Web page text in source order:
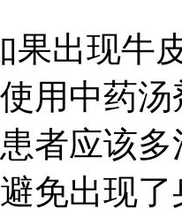
果出现牛
用中药
者应该
免出现